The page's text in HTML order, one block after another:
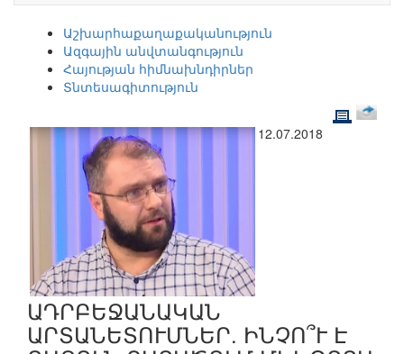
Աշխարհաքաղաքականություն
Ազգային անվտանգություն
Հայության հիմնախնդիրներ
Տնտեսագիտություն
12.07.2018
ԱԴՐԲԵՋԱՆԱԿԱՆ
ԱՐՏԱՆԵՏՈՒՄՆԵՐ. ԻՆՉՈ՞Ւ Է